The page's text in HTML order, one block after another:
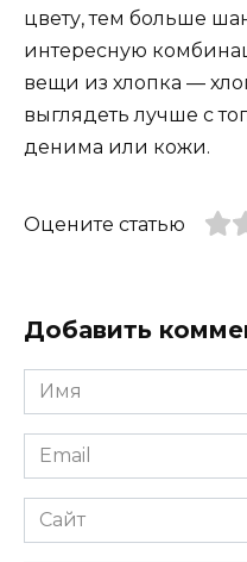
цвету, тем больше
интересную
вещи из хлопка —
выглядеть лучше с
денима или кожи.
Оцените статью
Добавить
Имя
*
Email
*
Сайт